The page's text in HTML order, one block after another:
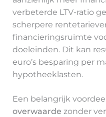
verbeterde LTV-ratio
scherpere
financieringsruimte
doeleinden. Dit kan
euro’s besparing per
hypotheeklasten.
Een belangrijk
overwaarde zonder